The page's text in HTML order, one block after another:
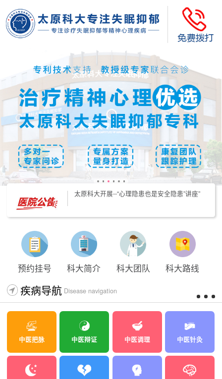
太原科大开展--“心理隐患也是安全隐患”讲座”
预约挂号 科大简介 科大团队 科大路线
疾病导航 Disease navigation
中医把脉 中医辩证 中医调理 中医针灸